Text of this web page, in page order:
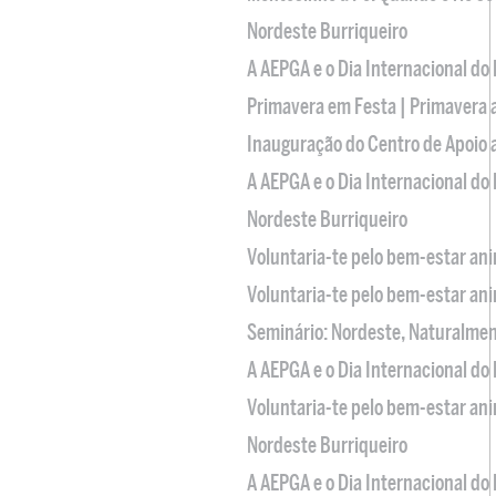
Nordeste Burriqueiro
A AEPGA e o Dia Internacional
Primavera em Festa | Primavera
Inauguração do Centro de
A AEPGA e o Dia Internacional
Nordeste Burriqueiro
Voluntaria-te pelo bem-estar
Voluntaria-te pelo bem-estar
Seminário: Nordeste,
A AEPGA e o Dia Internacional
Voluntaria-te pelo bem-estar
Nordeste Burriqueiro
A AEPGA e o Dia Internacional